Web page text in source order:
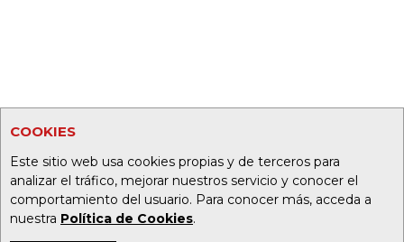
COOKIES
Este sitio web usa cookies propias y de terceros para
analizar el tráfico, mejorar nuestros servicio y conocer el
comportamiento del usuario. Para conocer más, acceda a
nuestra Política de Cookies.